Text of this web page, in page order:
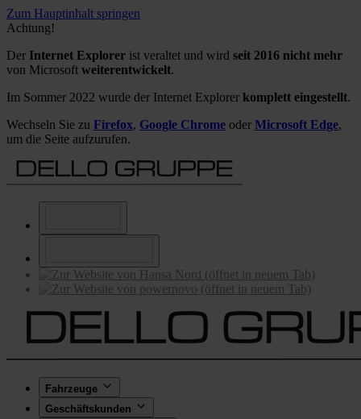
Zum Hauptinhalt springen
Achtung!
Der Internet Explorer ist veraltet und wird seit 2016 nicht mehr
von Microsoft weiterentwickelt.
Im Sommer 2022 wurde der Internet Explorer komplett eingestellt.
Wechseln Sie zu Firefox, Google Chrome oder Microsoft Edge,
um die Seite aufzurufen.
Fahrzeuge
Geschäftskunden